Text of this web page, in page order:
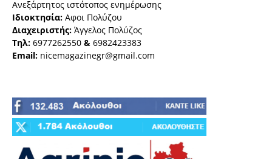
Ανεξάρτητος ιστότοπος ενημέρωσης
Ιδιοκτησία: Αφοι Πολύζου
Διαχειριστής: Άγγελος Πολύζος
Τηλ: 6977262550 & 6982423383
Email: nicemagazinegr@gmail.com